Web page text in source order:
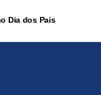
Dia dos Pais